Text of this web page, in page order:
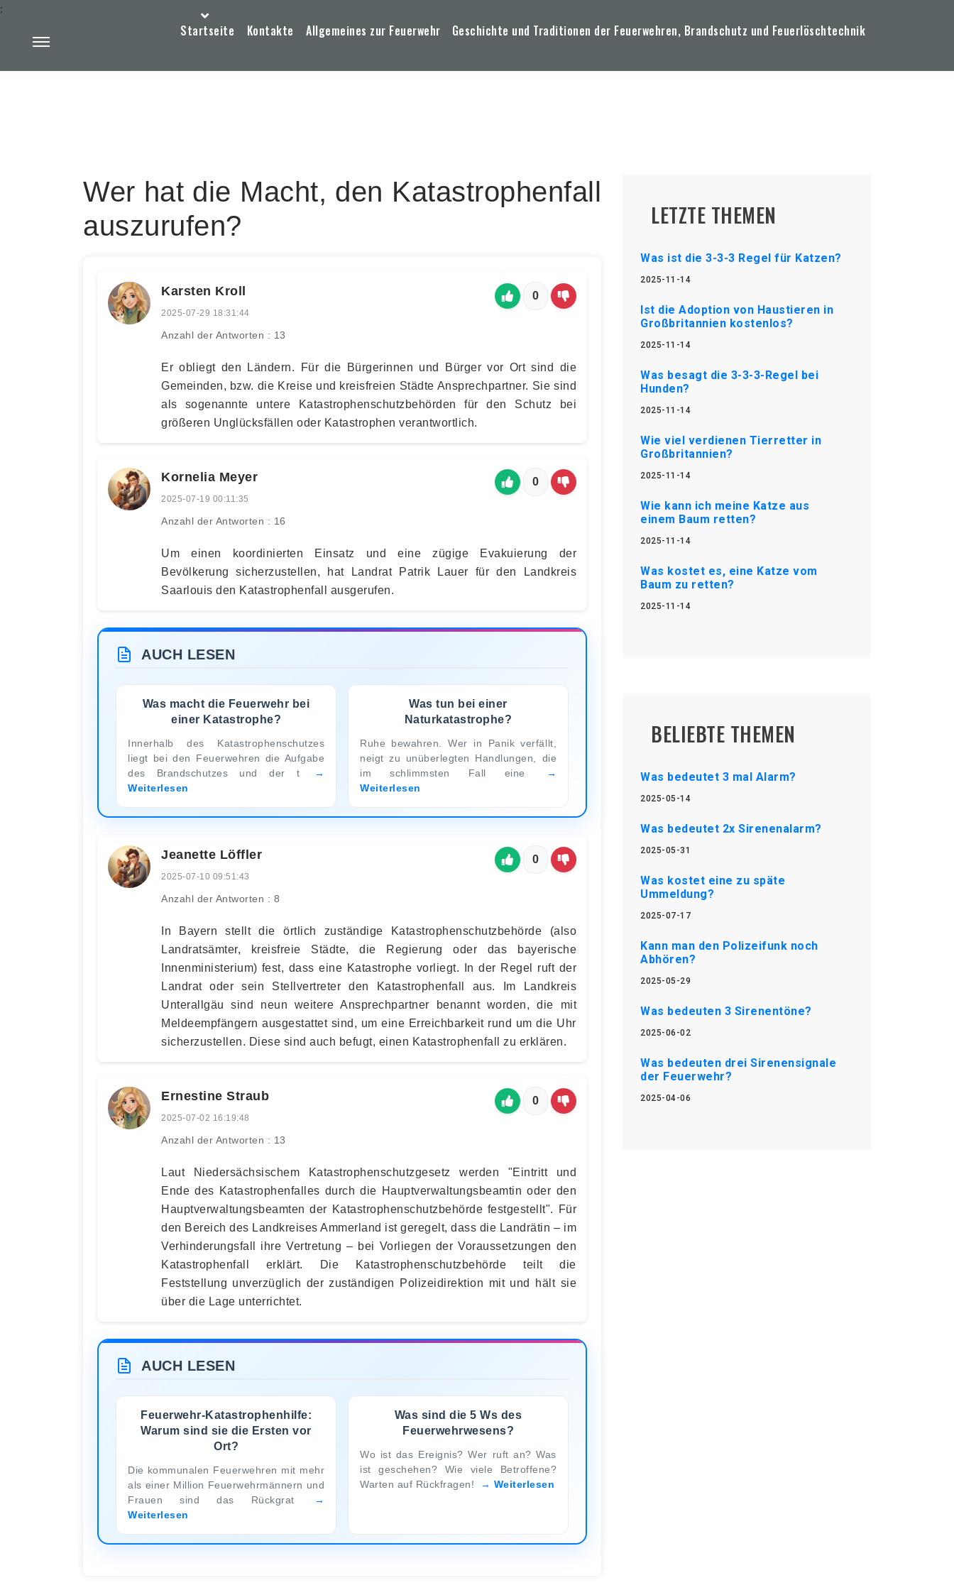
Startseite Kontakte Allgemeines zur Feuerwehr Geschichte und Traditionen der Feuerwehren, Brandschutz und Feuerlöschtechnik
:
Wer hat die Macht, den Katastrophenfall
auszurufen?
Karsten Kroll
2025-07-29 18:31:44
Anzahl der Antworten : 13
0
Er obliegt den Ländern. Für die Bürgerinnen und Bürger vor Ort sind die
Gemeinden, bzw. die Kreise und kreisfreien Städte Ansprechpartner. Sie sind
als sogenannte untere Katastrophenschutzbehörden für den Schutz bei
größeren Unglücksfällen oder Katastrophen verantwortlich.
Kornelia Meyer
2025-07-19 00:11:35
Anzahl der Antworten : 16
0
Um einen koordinierten Einsatz und eine zügige Evakuierung der
Bevölkerung sicherzustellen, hat Landrat Patrik Lauer für den Landkreis
Saarlouis den Katastrophenfall ausgerufen.
AUCH LESEN
Was macht die Feuerwehr bei
einer Katastrophe?
Innerhalb des Katastrophenschutzes
liegt bei den Feuerwehren die Aufgabe
des Brandschutzes und der t
Weiterlesen
Was tun bei einer
Naturkatastrophe?
Ruhe bewahren. Wer in Panik verfällt,
neigt zu unüberlegten Handlungen, die
im schlimmsten Fall eine
Weiterlesen
Jeanette Löffler
2025-07-10 09:51:43
Anzahl der Antworten : 8
0
In Bayern stellt die örtlich zuständige Katastrophenschutzbehörde (also
Landratsämter, kreisfreie Städte, die Regierung oder das bayerische
Innenministerium) fest, dass eine Katastrophe vorliegt. In der Regel ruft der
Landrat oder sein Stellvertreter den Katastrophenfall aus. Im Landkreis
Unterallgäu sind neun weitere Ansprechpartner benannt worden, die mit
Meldeempfängern ausgestattet sind, um eine Erreichbarkeit rund um die Uhr
sicherzustellen. Diese sind auch befugt, einen Katastrophenfall zu erklären.
Ernestine Straub
2025-07-02 16:19:48
Anzahl der Antworten : 13
0
Laut Niedersächsischem Katastrophenschutzgesetz werden "Eintritt und
Ende des Katastrophenfalles durch die Hauptverwaltungsbeamtin oder den
Hauptverwaltungsbeamten der Katastrophenschutzbehörde festgestellt". Für
den Bereich des Landkreises Ammerland ist geregelt, dass die Landrätin – im
Verhinderungsfall ihre Vertretung – bei Vorliegen der Voraussetzungen den
Katastrophenfall erklärt. Die Katastrophenschutzbehörde teilt die
Feststellung unverzüglich der zuständigen Polizeidirektion mit und hält sie
über die Lage unterrichtet.
AUCH LESEN
Feuerwehr-Katastrophenhilfe:
Warum sind sie die Ersten vor
Ort?
Die kommunalen Feuerwehren mit mehr
als einer Million Feuerwehrmännern und
Frauen sind das Rückgrat
Weiterlesen
Was sind die 5 Ws des
Feuerwehrwesens?
Wo ist das Ereignis? Wer ruft an? Was
ist geschehen? Wie viele Betroffene?
Warten auf Rückfragen!
Weiterlesen
LETZTE THEMEN
Was ist die 3-3-3 Regel für Katzen?
2025-11-14
Ist die Adoption von Haustieren in
Großbritannien kostenlos?
2025-11-14
Was besagt die 3-3-3-Regel bei
Hunden?
2025-11-14
Wie viel verdienen Tierretter in
Großbritannien?
2025-11-14
Wie kann ich meine Katze aus
einem Baum retten?
2025-11-14
Was kostet es, eine Katze vom
Baum zu retten?
2025-11-14
BELIEBTE THEMEN
Was bedeutet 3 mal Alarm?
2025-05-14
Was bedeutet 2x Sirenenalarm?
2025-05-31
Was kostet eine zu späte
Ummeldung?
2025-07-17
Kann man den Polizeifunk noch
Abhören?
2025-05-29
Was bedeuten 3 Sirenentöne?
2025-06-02
Was bedeuten drei Sirenensignale
der Feuerwehr?
2025-04-06